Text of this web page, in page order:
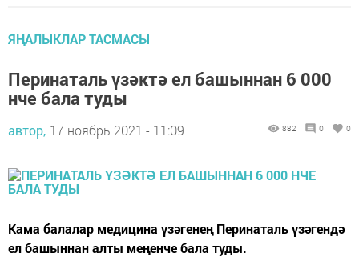
ЯҢАЛЫКЛАР ТАСМАСЫ
Перинаталь үзәктә ел башыннан 6 000
нче бала туды
автор, 17 ноябрь 2021 - 11:09 882 0 0
Кама балалар медицина үзәгенең Перинаталь үзәгендә
ел башыннан алты меңенче бала туды.